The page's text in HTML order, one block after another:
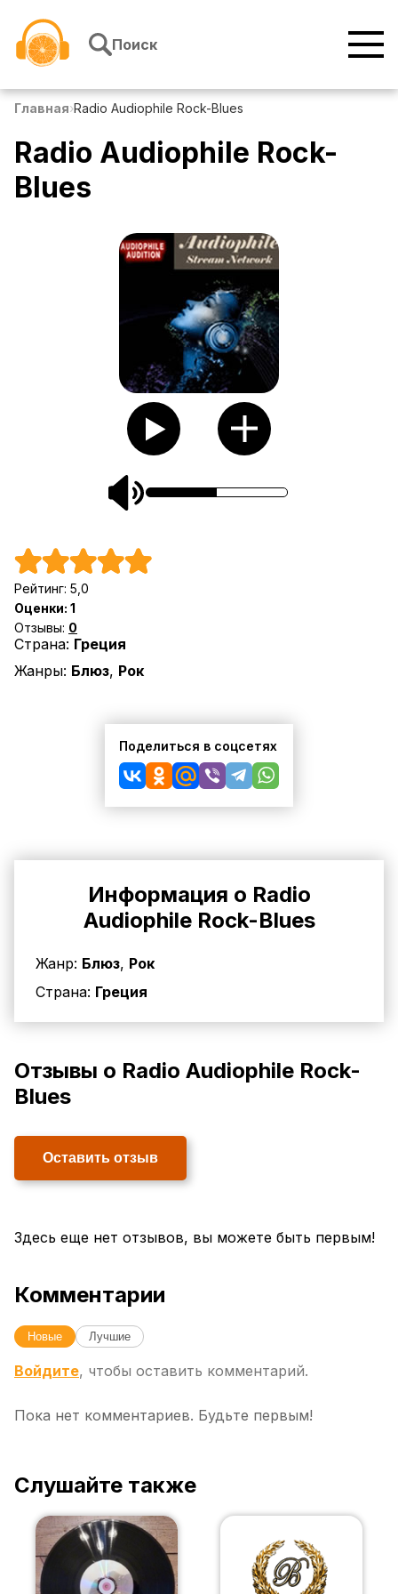
Поиск
Главная›Radio Audiophile Rock-Blues
Radio Audiophile Rock-
Blues
Рейтинг: 5,0
Оценки: 1
Отзывы: 0
Страна: Греция
Жанры: Блюз, Рок
Поделиться в соцсетях
Информация о Radio
Audiophile Rock-Blues
Жанр: Блюз, Рок
Страна: Греция
Отзывы о Radio Audiophile Rock-
Blues
Оставить отзыв
Здесь еще нет отзывов, вы можете быть первым!
Комментарии
Новые Лучшие
Войдите, чтобы оставить комментарий.
Пока нет комментариев. Будьте первым!
Слушайте также